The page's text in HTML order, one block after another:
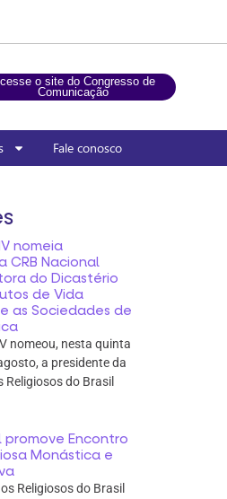
o site do Congresso de
Comunicação
Fale conosco
nomeia
CRB Nacional
do Dicastério
de Vida
as Sociedades de
nomeou, nesta quinta
a presidente da
Religiosos do Brasil
promove Encontro
Monástica e
Religiosos do Brasil